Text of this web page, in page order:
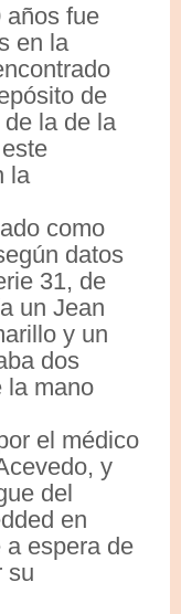
años fue
en la
de
la de la
la
como
datos
31, de
un Jean
y un
dos
la mano
el médico
y
del
en
a espera de
su